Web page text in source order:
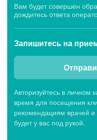
Вам будет совершен
дождитесь ответа
Запишитесь на
Авторизуйтесь в личном
время для посещения
рекомендациям врачей и
будет у вас под рукой.